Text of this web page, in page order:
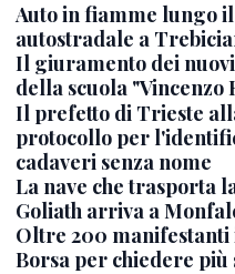
Auto in fiamme lungo
autostradale a
Il giuramento dei
della scuola "Vincenzo
Il prefetto di Trieste
protocollo per
cadaveri senza nome
La nave che trasporta
Goliath arriva a
Oltre 200 manifestanti
Borsa per chiedere più